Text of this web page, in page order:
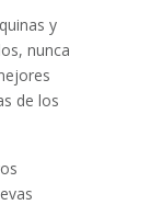
y
nunca
de los